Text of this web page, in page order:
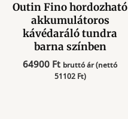
Outin Fino hordozható
akkumulátoros
kávédaráló tundra
barna színben
64900 Ft bruttó ár (nettó
51102 Ft)